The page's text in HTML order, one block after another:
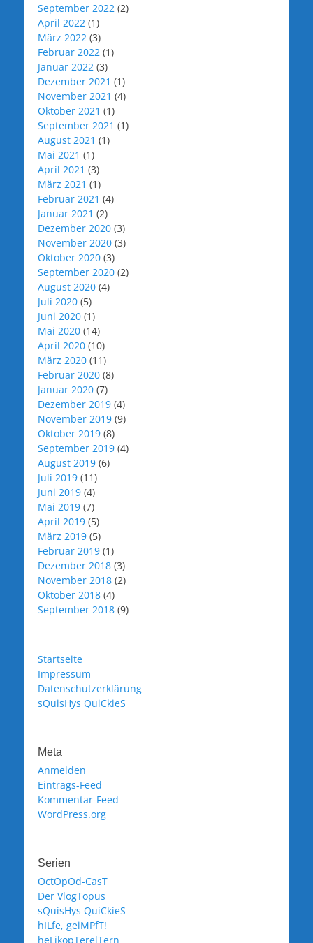
September 2022 (2)
April 2022 (1)
März 2022 (3)
Februar 2022 (1)
Januar 2022 (3)
Dezember 2021 (1)
November 2021 (4)
Oktober 2021 (1)
September 2021 (1)
August 2021 (1)
Mai 2021 (1)
April 2021 (3)
März 2021 (1)
Februar 2021 (4)
Januar 2021 (2)
Dezember 2020 (3)
November 2020 (3)
Oktober 2020 (3)
September 2020 (2)
August 2020 (4)
Juli 2020 (5)
Juni 2020 (1)
Mai 2020 (14)
April 2020 (10)
März 2020 (11)
Februar 2020 (8)
Januar 2020 (7)
Dezember 2019 (4)
November 2019 (9)
Oktober 2019 (8)
September 2019 (4)
August 2019 (6)
Juli 2019 (11)
Juni 2019 (4)
Mai 2019 (7)
April 2019 (5)
März 2019 (5)
Februar 2019 (1)
Dezember 2018 (3)
November 2018 (2)
Oktober 2018 (4)
September 2018 (9)
Startseite
Impressum
Datenschutzerklärung
sQuisHys QuiCkieS
Meta
Anmelden
Eintrags-Feed
Kommentar-Feed
WordPress.org
Serien
OctOpOd-CasT
Der VlogTopus
sQuisHys QuiCkieS
hILfe, geiMPfT!
heLikopTerelTern